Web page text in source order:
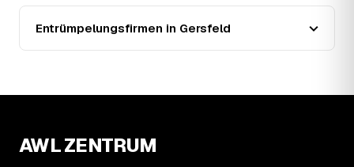
Seit 2020 verlief die Preisentwicklung in Gersfeld
steigend (+34 %), mit dem bisherigen Höchststand im
Jahr 2022. Eine Prognose lässt sich daraus nicht
ableiten, aber die Daten zeigen: Wer frühzeitig anfragt,
Die Spanne ergibt sich vor allem aus Menge und
Entrümpelungsfirmen in Gersfeld
AWL ZENTRUM